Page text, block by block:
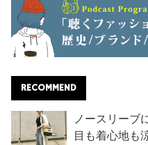
RECOMMEND
ノースリーブ
目も着心地も